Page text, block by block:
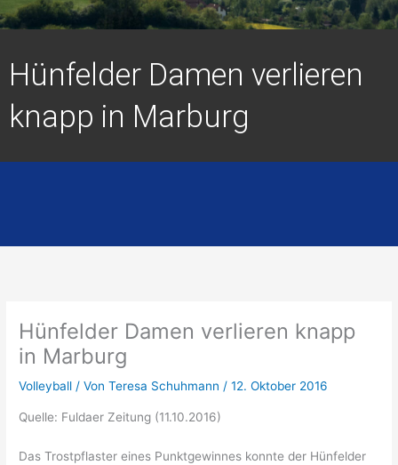
Hünfelder Damen verlieren
knapp in Marburg
Hünfelder Damen verlieren knapp
in Marburg
Volleyball / VonTeresa Schuhmann/12. Oktober 2016
Quelle: Fuldaer Zeitung (11.10.2016)
Das Trostpflaster eines Punktgewinnes konnte der Hünfelder